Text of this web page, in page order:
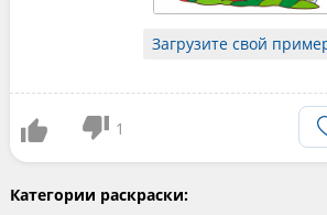
Загрузите свой
1
Категории раскраски: